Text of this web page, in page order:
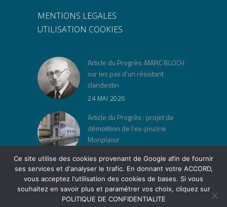
MENTIONS LEGALES
UTILISATION COOKIES
Article du Progrès: MARC BLOCH
sur les pas d’un résistant
clandestin
24 MAI 2026
Article du Progrès : projet de
démolition de l’ex-piscine
Monplaisir
« Jeu de lois » à la Cité Musée
Tony Garnier
12 AVRIL 2026
Ce site utilise des cookies provenant de Google afin de fournir
ses services et d'analyser le trafic. En donnant votre ACCORD,
vous acceptez l'utilisation des cookies de bases. Si vous
souhaitez en savoir plus et paramétrer vos choix, cliquez sur
POLITIQUE DE CONFIDENTIALITE